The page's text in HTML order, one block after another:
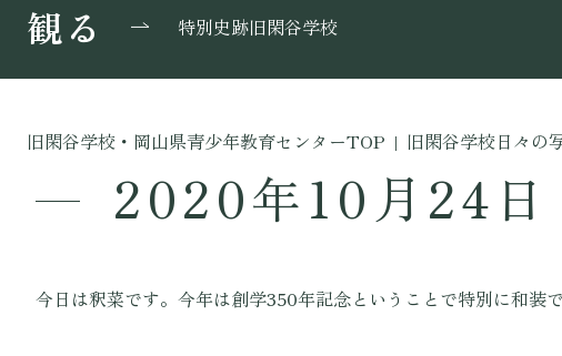
観る 特別史跡旧閑谷学校
旧閑谷学校・岡山県青少年教育センターTOP | 旧閑谷学校日々の
2020年10月24日
今日は釈菜です。今年は創学350年記念ということで特別に和装で